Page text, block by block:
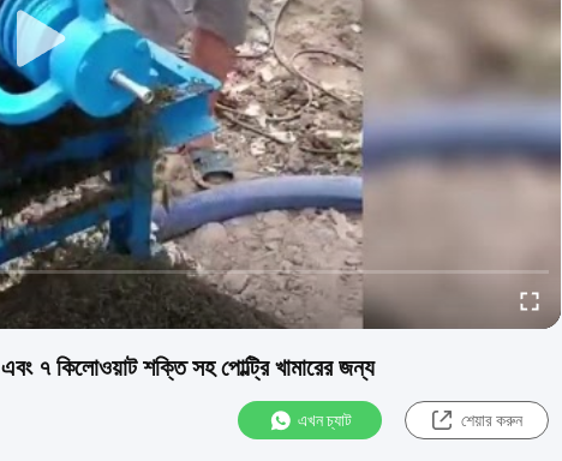
এবং ৭ কিলোওয়াট শক্তি সহ পোল্ট্রি খামারের জন্য
এখন চ্যাট শেয়ার করুন